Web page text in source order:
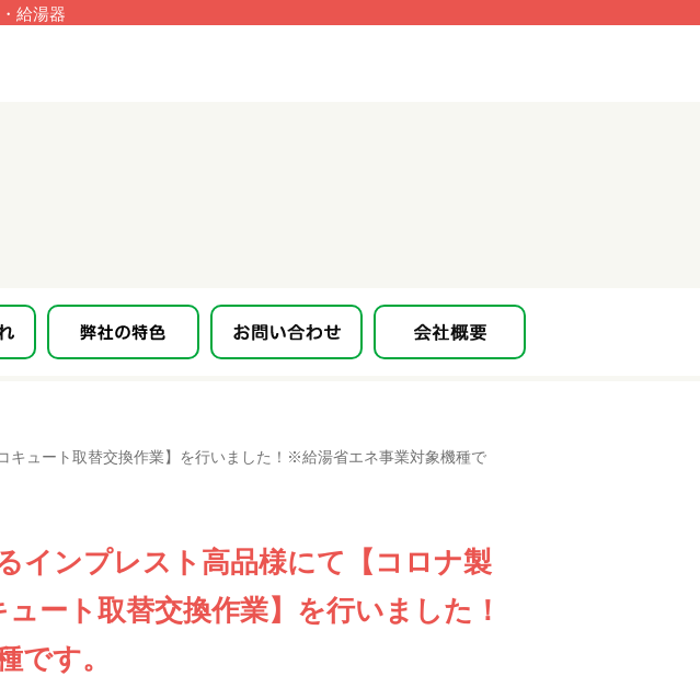
給湯器
キュート取替交換作業】を行いました！※給湯省エネ事業対象機種で
インプレスト高品様にて【コロナ製
ート取替交換作業】を行いました！
です。